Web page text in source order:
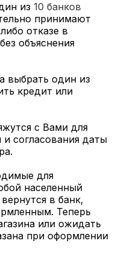
из 10 банков
принимают
отказе в
объяснения
выбрать один из
кредит или
с Вами для
согласования даты
для
населенный
в банк,
Теперь
или ожидать
при оформлении